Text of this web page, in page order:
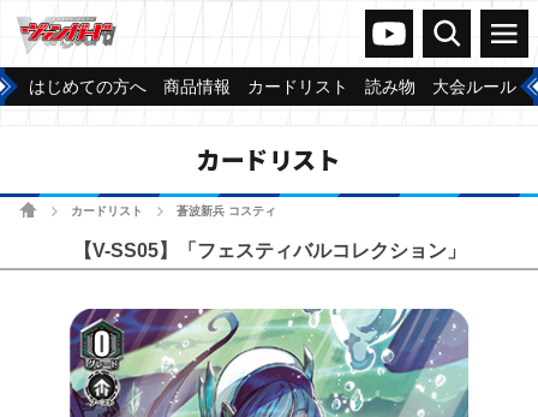
ヴァンガードch
検索 メニュー
はじめての方へ 商品情報 カードリスト 読み物 大会ルール
カードリスト
ホームカードリスト 蒼波新兵 コスティ
【V-SS05】「フェスティバルコレクション」